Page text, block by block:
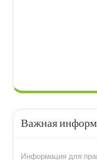
Важная
Информация для